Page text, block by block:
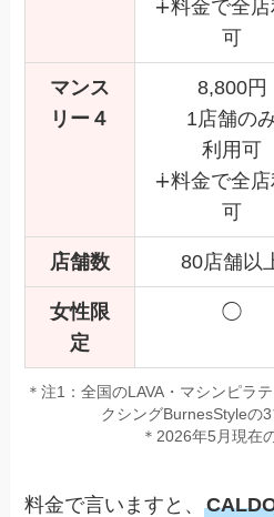
∔料金で全店
可
マンス
リー４
8,800円
1店舗の
利用可
∔料金で全店
可
店舗数 80店舗以
女性限
定
◯
＊注1：全国のLAVA・マシンピラ
クシングBurnesStyleの
＊2026年5月現在
料金で言いますと、